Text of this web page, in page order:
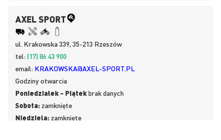
AXEL SPORT
ul. Krakowska 339, 35-213 Rzeszów
tel:(17) 86 43 900
email: KRAKOWSKA@AXEL-SPORT.PL
Godziny otwarcia
Poniedziałek - Piątekbrak danych
Sobota: zamknięte
Niedziela: zamknięte